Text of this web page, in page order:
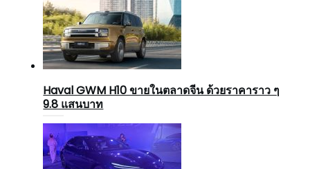
Haval GWM H10 ขายในตลาดจีน ด้วยราคาราว ๆ
9.8 แสนบาท